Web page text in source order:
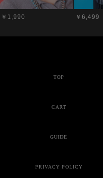
￥1,990 ￥6,499
TOP
CART
GUIDE
PRIVACY POLICY